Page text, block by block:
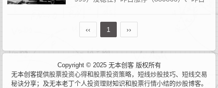
绿的，我的观察池里也是不温不火。今天不能算...
‹‹
1 ››
Copyright © 2025 无本创客 版权所有
无本创客提供股票投资心得和 股票投资策略， 短线炒股技巧、 短线交易
秘诀分享；及无本老丁个人投资理财知识和 股票行情小结的炒股博客。